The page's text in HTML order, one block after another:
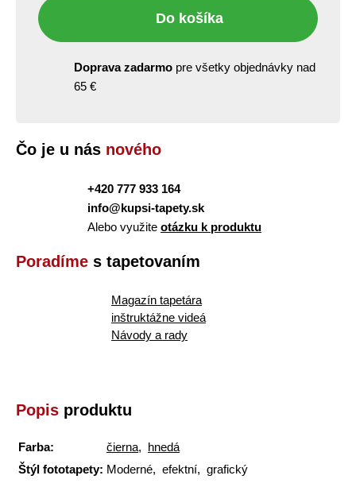
Do košíka
Doprava zadarmo pre všetky objednávky nad
65 €
Čo je u nás nového
+420 777 933 164
info@kupsi-tapety.sk
Alebo využite otázku k produktu
Poradíme s tapetovaním
Magazín tapetára
inštruktážne videá
Návody a rady
Popis produktu
Farba: čierna, hnedá
Štýl fototapety: Moderné, efektní, grafický